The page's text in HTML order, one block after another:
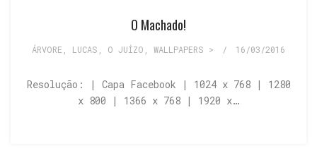
O Machado!
ÁRVORE LUCAS O JUÍZO WALLPAPERS > / 16/03/2016
Resolução: | Capa Facebook | 1024 x 768 | 1280
x 800 | 1366 x 768 | 1920 x…